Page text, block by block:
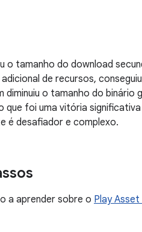
o tamanho do download
de recursos,
diminuiu o tamanho do
que foi uma vitória
é desafiador e complexo.
a aprender sobre o Play